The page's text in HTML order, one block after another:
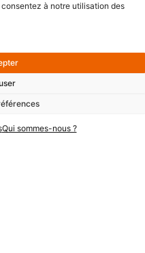
à notre utilisation des
Qui sommes-nous ?
Argent